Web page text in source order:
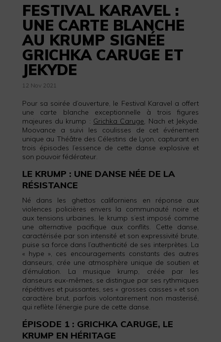
FESTIVAL KARAVEL :
UNE CARTE BLANCHE
AU KRUMP SIGNÉE
GRICHKA CARUGE ET
JEKYDE
12 Nov 2021
Pour sa soirée d’ouverture, le Festival Karavel a offert
une carte blanche exceptionnelle à trois figures
majeures du krump : Grichka Caruge, Nach et Jekyde.
Moovance a suivi les coulisses de cet événement
unique au Théâtre des Célestins de Lyon, capturant en
trois épisodes l’essence de cette danse explosive et
son pouvoir fédérateur.
LE KRUMP : UNE DANSE NÉE DE LA
RÉSISTANCE
Né dans les ghettos californiens en réponse aux
violences policières envers la communauté noire et
aux tensions urbaines, le krump s’est imposé comme
une alternative pacifique aux conflits. Cette danse,
caractérisée par son intensité et son expressivité brute,
puise sa force dans l’authenticité de ses interprètes. La
« hype », ces encouragements constants des autres
danseurs, crée une atmosphère unique de soutien et
d’émulation. La musique krump, créée par les
danseurs eux-mêmes, se distingue par ses rythmiques
répétitives et puissantes, ses « grosses caisses » et son
caractère brut, parfois volontairement non masterisé,
qui reflète l’énergie pure de cette danse.
ÉPISODE 1 : GRICHKA CARUGE, LE
KRUMP EN HÉRITAGE